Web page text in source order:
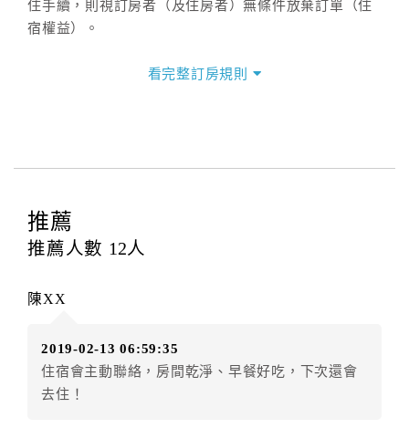
住手續，則視訂房者（及住房者）無條件放棄訂單（住
宿權益）。
四、訂單異動
未提出申辦不得異動訂單。
每筆訂單異動限定
辦理取消退款。
房者應補足差額。（限原訂飯店）
房者不得要求退其差額。（限原訂飯店）
五、保留住宿權益(保留住房)
看完整訂房規則
推薦
推薦人數 12人
陳XX
2019-02-13 06:59:35
住宿會主動聯絡，房間乾淨、早餐好吃，下次還會
去住！